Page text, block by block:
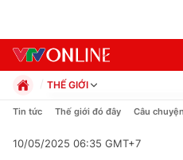
THẾ GIỚI
Chính trị
Pháp luật
Tin tức Thế giới đó đây Câu
10/05/2025 06:35 GMT+7